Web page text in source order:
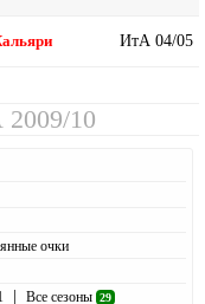
ИтА 04/05
10
очки
| Все сезоны 29